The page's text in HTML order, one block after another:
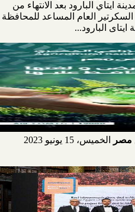
ايتاي البارود بعد الانتهاء من
العام المساعد للمحافظة
البارود...
مصر
الخميس، 15 يونيو 2023